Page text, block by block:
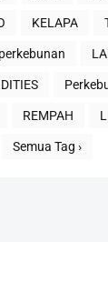
KELAPA
REMPAH
Semua Tag ›